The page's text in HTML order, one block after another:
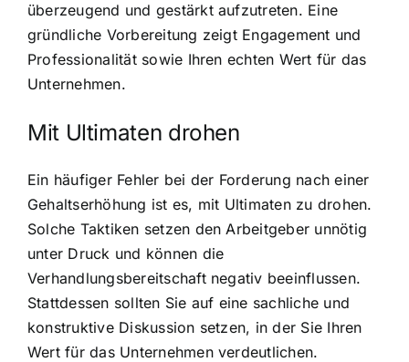
überzeugend und gestärkt aufzutreten. Eine
gründliche Vorbereitung zeigt Engagement und
Professionalität sowie Ihren echten Wert für das
Unternehmen.
Mit Ultimaten drohen
Ein häufiger Fehler bei der Forderung nach einer
Gehaltserhöhung ist es, mit Ultimaten zu drohen.
Solche Taktiken setzen den Arbeitgeber unnötig
unter Druck und können die
Verhandlungsbereitschaft negativ beeinflussen.
Stattdessen sollten Sie auf eine sachliche und
konstruktive Diskussion setzen, in der Sie Ihren
Wert für das Unternehmen verdeutlichen.